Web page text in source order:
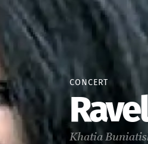
CONCERT
Khatia